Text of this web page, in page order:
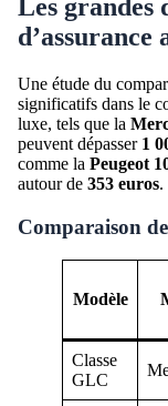
Les grandes
d’assurance
Une étude du
significatifs dans le
luxe, tels que la
peuvent dépasser 1
comme la Peugeot
autour de 353 euros.
Comparaison
Modèle
Classe
GLC